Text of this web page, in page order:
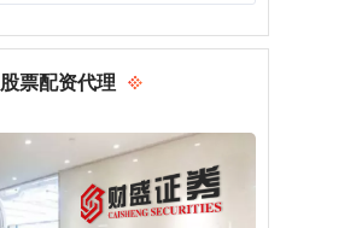
股票配资代理